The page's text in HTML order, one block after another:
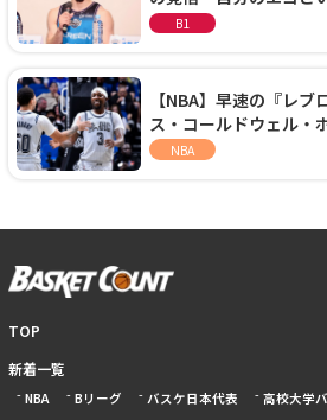
に、京都に来たわけで
B1
【NBA】早速の『レ
ス・コールドウェル・
ーズに1年契約で加入
NBA
TOP
新着一覧
NBA Bリーグ バスケ日本代表 高校大学